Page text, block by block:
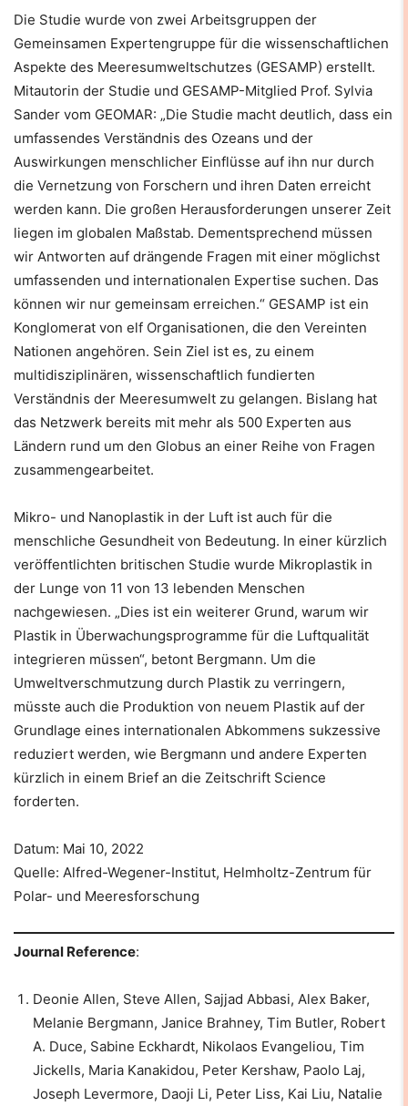
Die Studie wurde von zwei Arbeitsgruppen der
Gemeinsamen Expertengruppe für die wissenschaftlichen
Aspekte des Meeresumweltschutzes (GESAMP) erstellt.
Mitautorin der Studie und GESAMP-Mitglied Prof. Sylvia
Sander vom GEOMAR: „Die Studie macht deutlich, dass ein
umfassendes Verständnis des Ozeans und der
Auswirkungen menschlicher Einflüsse auf ihn nur durch
die Vernetzung von Forschern und ihren Daten erreicht
werden kann. Die großen Herausforderungen unserer Zeit
liegen im globalen Maßstab. Dementsprechend müssen
wir Antworten auf drängende Fragen mit einer möglichst
umfassenden und internationalen Expertise suchen. Das
können wir nur gemeinsam erreichen.“ GESAMP ist ein
Konglomerat von elf Organisationen, die den Vereinten
Nationen angehören. Sein Ziel ist es, zu einem
multidisziplinären, wissenschaftlich fundierten
Verständnis der Meeresumwelt zu gelangen. Bislang hat
das Netzwerk bereits mit mehr als 500 Experten aus
Ländern rund um den Globus an einer Reihe von Fragen
zusammengearbeitet.
Mikro- und Nanoplastik in der Luft ist auch für die
menschliche Gesundheit von Bedeutung. In einer kürzlich
veröffentlichten britischen Studie wurde Mikroplastik in
der Lunge von 11 von 13 lebenden Menschen
nachgewiesen. „Dies ist ein weiterer Grund, warum wir
Plastik in Überwachungsprogramme für die Luftqualität
integrieren müssen“, betont Bergmann. Um die
Umweltverschmutzung durch Plastik zu verringern,
müsste auch die Produktion von neuem Plastik auf der
Grundlage eines internationalen Abkommens sukzessive
reduziert werden, wie Bergmann und andere Experten
kürzlich in einem Brief an die Zeitschrift Science
forderten.
Datum: Mai 10, 2022
Quelle: Alfred-Wegener-Institut, Helmholtz-Zentrum für
Polar- und Meeresforschung
Journal Reference:
Deonie Allen, Steve Allen, Sajjad Abbasi, Alex Baker,
Melanie Bergmann, Janice Brahney, Tim Butler, Robert
A. Duce, Sabine Eckhardt, Nikolaos Evangeliou, Tim
Jickells, Maria Kanakidou, Peter Kershaw, Paolo Laj,
Joseph Levermore, Daoji Li, Peter Liss, Kai Liu, Natalie